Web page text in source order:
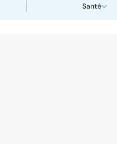
Santé